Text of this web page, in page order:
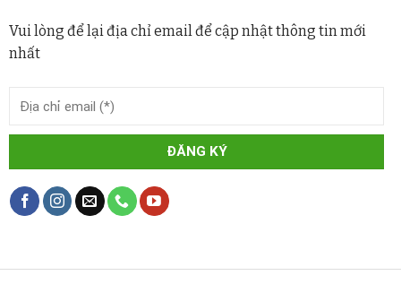
Vui lòng để lại địa chỉ email để cập nhật thông tin mới
nhất